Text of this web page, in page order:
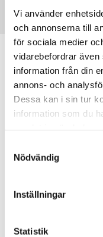
Vi använder
och annonserna till
för sociala medier
vidarebefordrar även
information från din
annons- och
Dessa kan i sin tur
information som du
Nödvändig
Inställningar
Statistik